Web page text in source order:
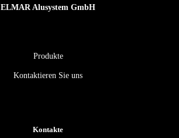
ELMAR Alusystem GmbH
Produkte
Kontaktieren Sie uns
Kontakte